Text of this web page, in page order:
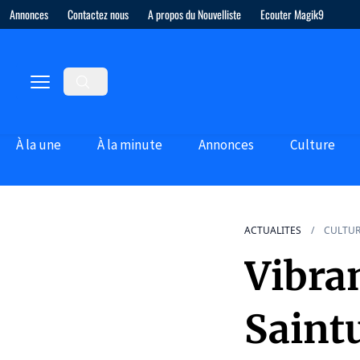
Annonces Contactez nous A propos du Nouvelliste Ecouter Magik9
À la une À la minute Annonces Culture
ACTUALITES